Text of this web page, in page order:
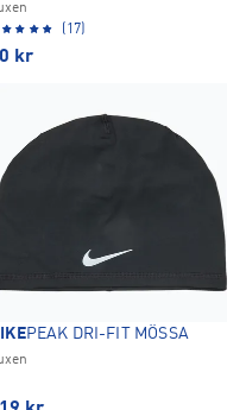
(17)
kr
PEAK DRI-FIT MÖSSA